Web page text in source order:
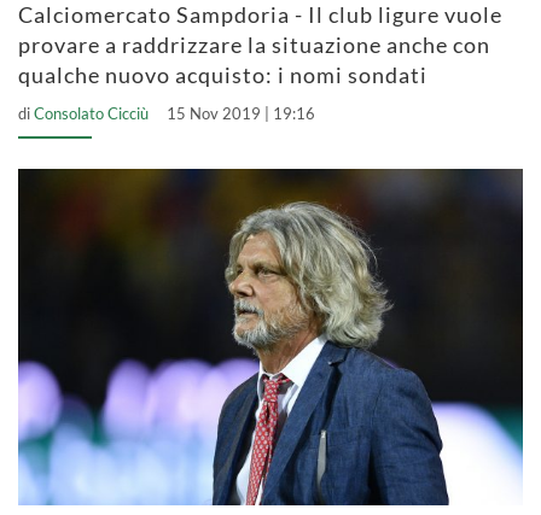
Calciomercato Sampdoria - Il club ligure vuole
provare a raddrizzare la situazione anche con
qualche nuovo acquisto: i nomi sondati
diConsolato Cicciù 15 Nov 2019 | 19:16